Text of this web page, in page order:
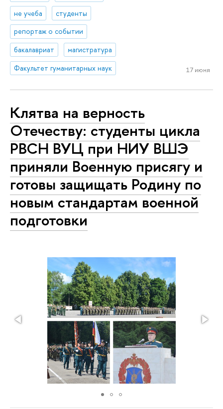
не учеба
студенты
репортаж о событии
бакалавриат
магистратура
Факультет гуманитарных наук
17 июня
Клятва на верность
Отечеству: студенты цикла
РВСН ВУЦ при НИУ ВШЭ
приняли Военную присягу и
готовы защищать Родину по
новым стандартам военной
подготовки